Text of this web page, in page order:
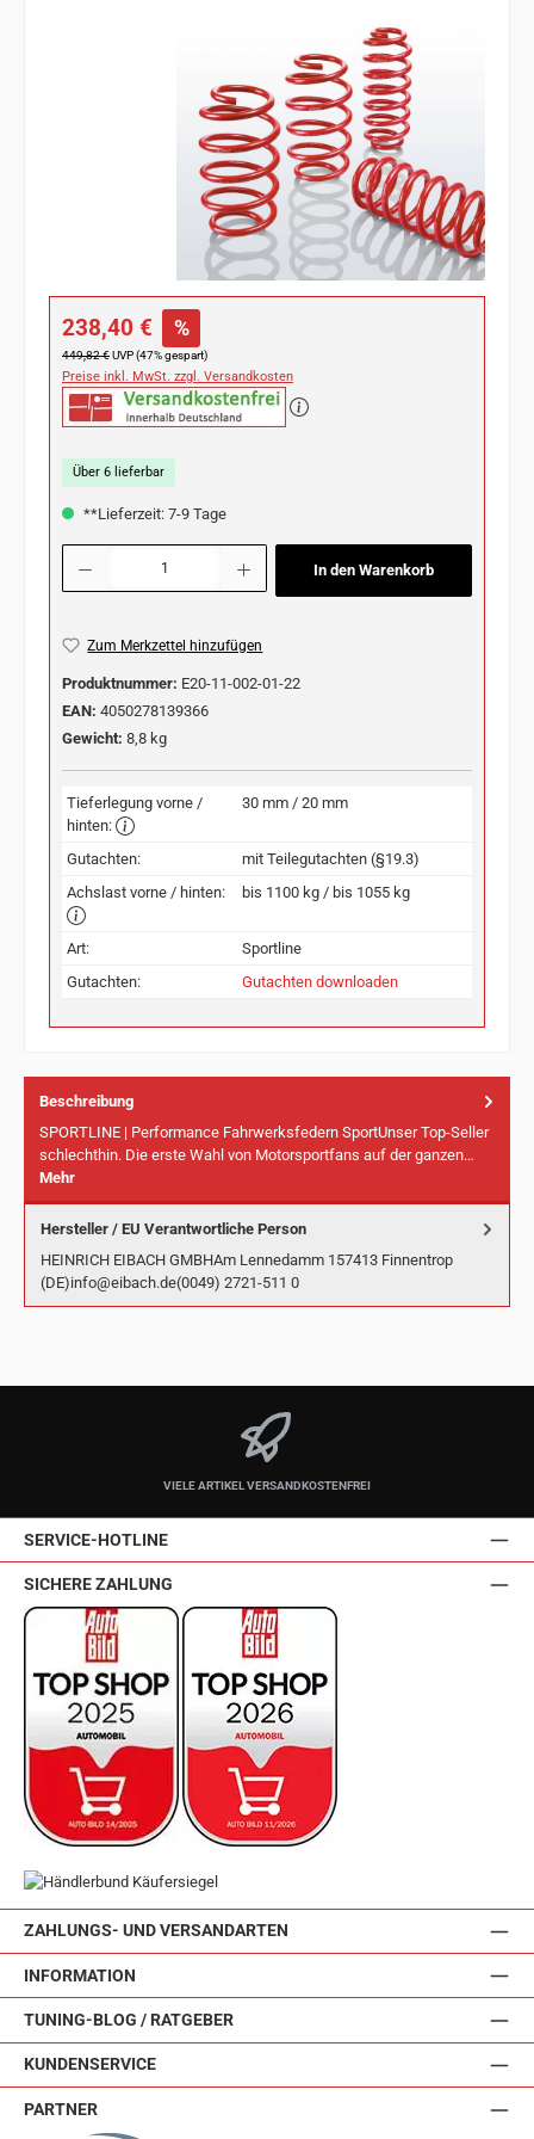
Verkaufspreis:
238,40 € %
Regulärer Preis:
449,82 €UVP (47% gespart)
Preise inkl. MwSt. zzgl. Versandkosten
Über 6 lieferbar
**Lieferzeit: 7-9 Tage
Produkt Anzahl: Gib den gewünschten Wert ein oder benutze die Schaltflächen
In den Warenkorb
Zum Merkzettel hinzufügen
Produktnummer: E20-11-002-01-22
EAN: 4050278139366
Gewicht: 8,8 kg
Tieferlegung vorne /
hinten:
30 mm / 20 mm
Gutachten:
mit Teilegutachten (§19.3)
Achslast vorne / hinten:
bis 1100 kg / bis 1055 kg
Art:
Sportline
Gutachten:
Gutachten downloaden
Beschreibung
SPORTLINE | Performance Fahrwerksfedern SportUnser Top-Seller
schlechthin. Die erste Wahl von Motorsportfans auf der ganzen…
Mehr
Hersteller / EU Verantwortliche Person
HEINRICH EIBACH GMBHAm Lennedamm 157413 Finnentrop
(DE)info@eibach.de(0049) 2721-511 0
VIELE ARTIKEL VERSANDKOSTENFREI
SERVICE-HOTLINE
ZAHLUNGS- UND VERSANDARTEN
INFORMATION
TUNING-BLOG / RATGEBER
KUNDENSERVICE
SICHERE ZAHLUNG
PARTNER